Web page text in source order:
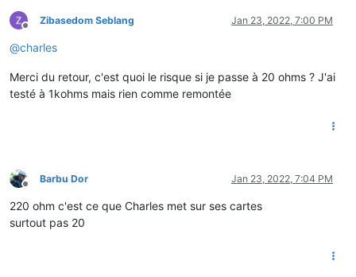
Offline
Zibasedom Seblang Jan 23, 2022, 7:00 PM
@charles
Merci du retour, c'est quoi le risque si je passe à 20 ohms ? J'ai
testé à 1kohms mais rien comme remontée
Offline
Barbu Dor Jan 23, 2022, 7:04 PM
220 ohm c'est ce que Charles met sur ses cartes
surtout pas 20